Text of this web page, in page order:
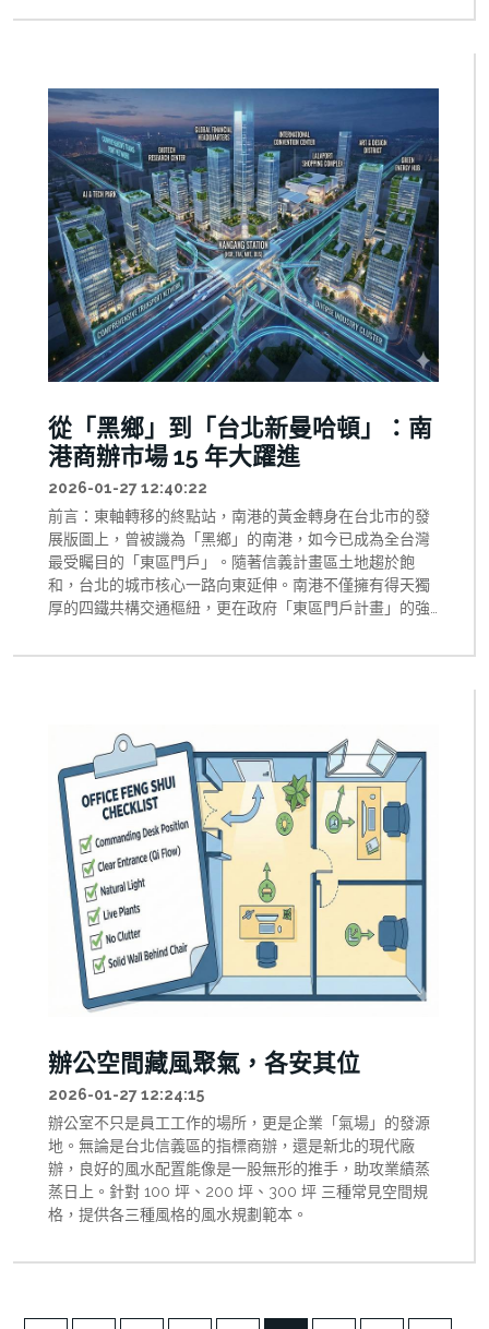
從「黑鄉」到「台北新曼哈頓」：南
港商辦市場 15 年大躍進
2026-01-27 12:40:22
前言：東軸轉移的終點站，南港的黃金轉身在台北市的發
展版圖上，曾被譏為「黑鄉」的南港，如今已成為全台灣
最受矚目的「東區門戶」。隨著信義計畫區土地趨於飽
和，台北的城市核心一路向東延伸。南港不僅擁有得天獨
厚的四鐵共構交通樞紐，更在政府「東區門戶計畫」的強
南港從民國 101 年（2012 年）至今，乃至展望 116 年
辦公空間藏風聚氣，各安其位
2026-01-27 12:24:15
辦公室不只是員工工作的場所，更是企業「氣場」的發源
地。無論是台北信義區的指標商辦，還是新北的現代廠
辦，良好的風水配置能像是一股無形的推手，助攻業績蒸
蒸日上。針對 100 坪、200 坪、300 坪 三種常見空間規
格，提供各三種風格的風水規劃範本。